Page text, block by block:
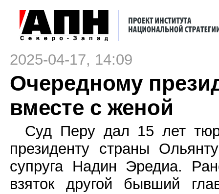
2025-04-17, 14:09
Очередному
вместе с женой
Суд Перу дал 15 лет
президенту страны
супруга Надин Эредиа.
взяток другой бывший